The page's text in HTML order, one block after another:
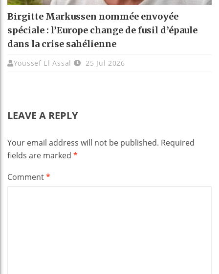
Birgitte Markussen nommée envoyée
spéciale : l’Europe change de fusil d’épaule
dans la crise sahélienne
Youssef El Assal 25 Jul 2026
LEAVE A REPLY
Your email address will not be published. Required
fields are marked *
Comment*